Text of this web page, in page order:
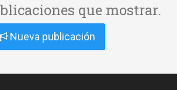
que mostrar.
Nueva publicación